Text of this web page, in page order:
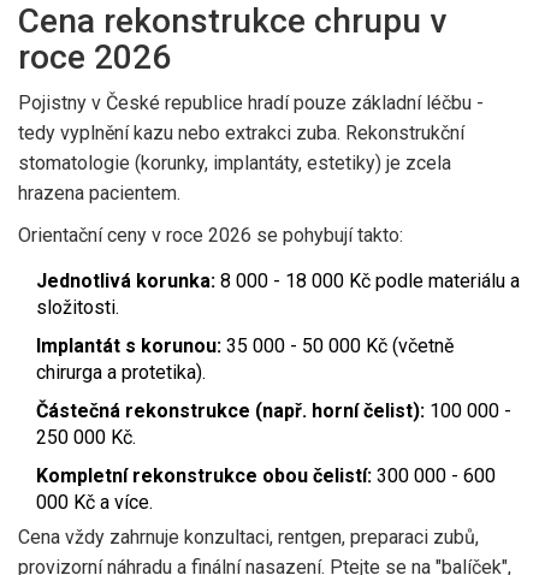
Cena rekonstrukce chrupu v
roce 2026
Pojistny v České republice hradí pouze základní léčbu -
tedy vyplnění kazu nebo extrakci zuba. Rekonstrukční
stomatologie (korunky, implantáty, estetiky) je zcela
hrazena pacientem.
Orientační ceny v roce 2026 se pohybují takto:
Jednotlivá korunka: 8 000 - 18 000 Kč podle materiálu a
složitosti.
Implantát s korunou: 35 000 - 50 000 Kč (včetně
chirurga a protetika).
Částečná rekonstrukce (např. horní čelist): 100 000 -
250 000 Kč.
Kompletní rekonstrukce obou čelistí: 300 000 - 600
000 Kč a více.
Cena vždy zahrnuje konzultaci, rentgen, preparaci zubů,
provizorní náhradu a finální nasazení. Ptejte se na "balíček",